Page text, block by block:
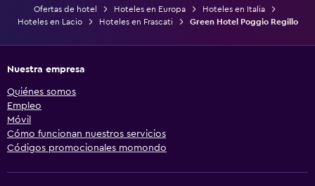
Ofertas de hotel Hoteles en Europa
Hoteles en Italia
Hoteles en Lacio
Hoteles en Frascati Green Hotel Poggio Regillo
Nuestra empresa
Quiénes somos
Empleo
Móvil
Cómo funcionan nuestros servicios
Códigos promocionales momondo